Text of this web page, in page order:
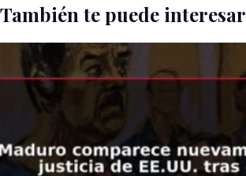
También te puede interesar